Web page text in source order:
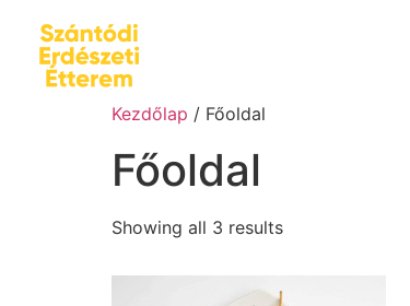
Kezdőlap / Főoldal
Főoldal
Showing all 3 results